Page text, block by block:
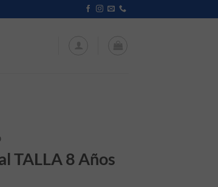
TALLA 8 Años